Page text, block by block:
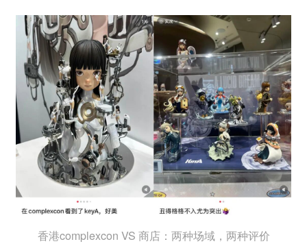
香港complexcon VS 商店：两种场域，两种评价